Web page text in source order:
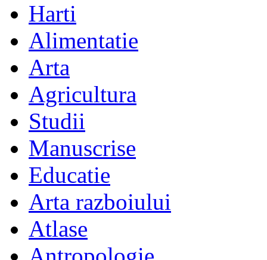
Harti
Alimentatie
Arta
Agricultura
Studii
Manuscrise
Educatie
Arta razboiului
Atlase